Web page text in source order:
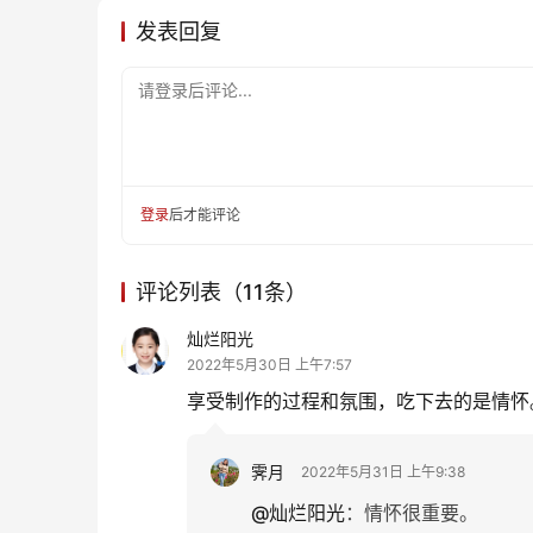
发表回复
请登录后评论...
登录后才能评论
评论列表（11条）
灿烂阳光
2022年5月30日 上午7:57
享受制作的过程和氛围，吃下去的是情
霁月 2022年5月31日 上午9:38
@灿烂阳光： 情怀很重要。